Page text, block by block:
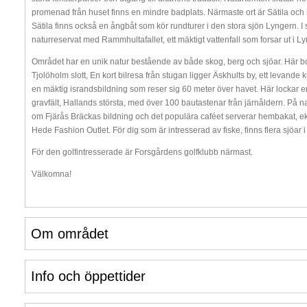
promenad från huset finns en mindre badplats. Närmaste ort är Sätila
Sätila finns också en ångbåt som kör rundturer i den stora sjön Lyngern.
naturreservat med Rammhultafallet, ett mäktigt vattenfall som forsar ut i
Området har en unik natur bestående av både skog, berg och sjöar. Här
Tjolöholm slott, En kort bilresa från stugan ligger Äskhults by, ett levande
en mäktig israndsbildning som reser sig 60 meter över havet. Här lockar
gravfält, Hallands största, med över 100 bautastenar från järnåldern. På
om Fjärås Bräckas bildning och det populära caféet serverar hembakat,
Hede Fashion Outlet. För dig som är intresserad av fiske, finns flera
För den golfintresserade är Forsgårdens golfklubb närmast.
Välkomna!
Om området
Info och öppettider